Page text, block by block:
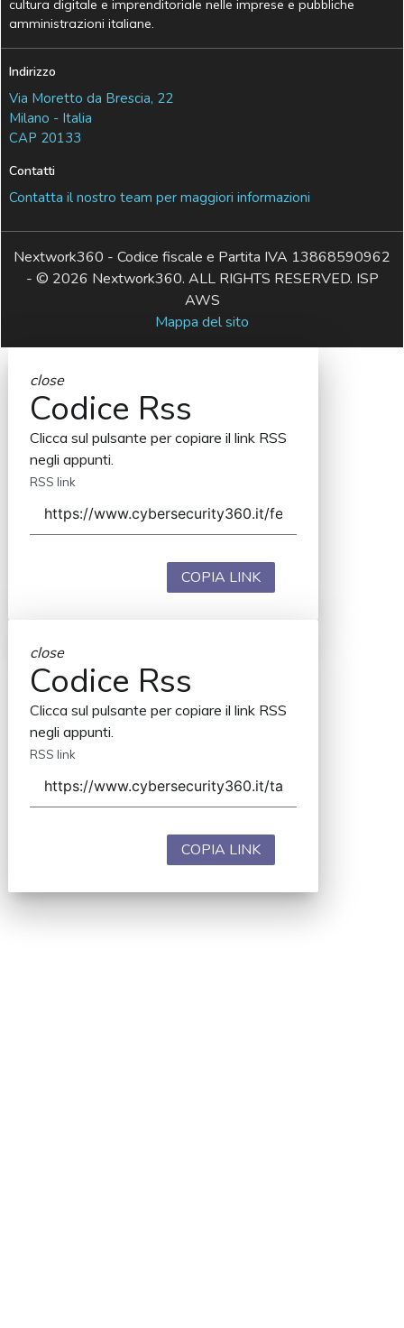
cultura digitale e imprenditoriale nelle imprese e pubbliche
amministrazioni italiane.
Indirizzo
Via Moretto da Brescia, 22
Milano - Italia
CAP 20133
Contatti
Contatta il nostro team per maggiori informazioni
Nextwork360 - Codice fiscale e Partita IVA 13868590962
- © 2026 Nextwork360. ALL RIGHTS RESERVED. ISP
AWS
Mappa del sito
close
Codice Rss
Clicca sul pulsante per copiare il link RSS
negli appunti.
RSS link
COPIA LINK
close
Codice Rss
Clicca sul pulsante per copiare il link RSS
negli appunti.
RSS link
COPIA LINK